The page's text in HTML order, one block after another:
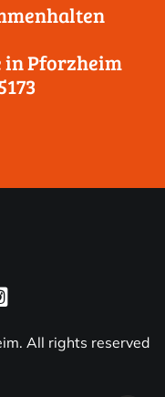
in Pforzheim
All rights reserved